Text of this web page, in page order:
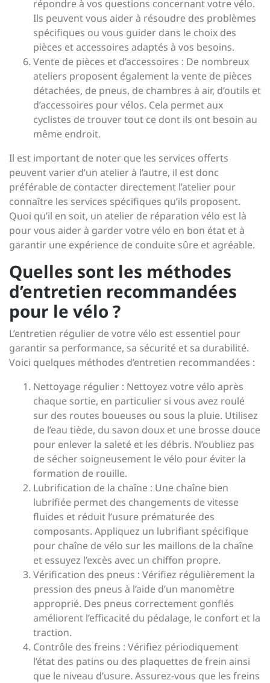
répondre à vos questions concernant votre vélo.
Ils peuvent vous aider à résoudre des problèmes
spécifiques ou vous guider dans le choix des
pièces et accessoires adaptés à vos besoins.
Vente de pièces et d’accessoires : De nombreux
ateliers proposent également la vente de pièces
détachées, de pneus, de chambres à air, d’outils et
d’accessoires pour vélos. Cela permet aux
cyclistes de trouver tout ce dont ils ont besoin au
même endroit.
Il est important de noter que les services offerts
peuvent varier d’un atelier à l’autre, il est donc
préférable de contacter directement l’atelier pour
connaître les services spécifiques qu’ils proposent.
Quoi qu’il en soit, un atelier de réparation vélo est là
pour vous aider à garder votre vélo en bon état et à
garantir une expérience de conduite sûre et agréable.
Quelles sont les méthodes
d’entretien recommandées
pour le vélo ?
L’entretien régulier de votre vélo est essentiel pour
garantir sa performance, sa sécurité et sa durabilité.
Voici quelques méthodes d’entretien recommandées :
Nettoyage régulier : Nettoyez votre vélo après
chaque sortie, en particulier si vous avez roulé
sur des routes boueuses ou sous la pluie. Utilisez
de l’eau tiède, du savon doux et une brosse douce
pour enlever la saleté et les débris. N’oubliez pas
de sécher soigneusement le vélo pour éviter la
formation de rouille.
Lubrification de la chaîne : Une chaîne bien
lubrifiée permet des changements de vitesse
fluides et réduit l’usure prématurée des
composants. Appliquez un lubrifiant spécifique
pour chaîne de vélo sur les maillons de la chaîne
et essuyez l’excès avec un chiffon propre.
Vérification des pneus : Vérifiez régulièrement la
pression des pneus à l’aide d’un manomètre
approprié. Des pneus correctement gonflés
améliorent l’efficacité du pédalage, le confort et la
traction.
Contrôle des freins : Vérifiez périodiquement
l’état des patins ou des plaquettes de frein ainsi
que le niveau d’usure. Assurez-vous que les freins